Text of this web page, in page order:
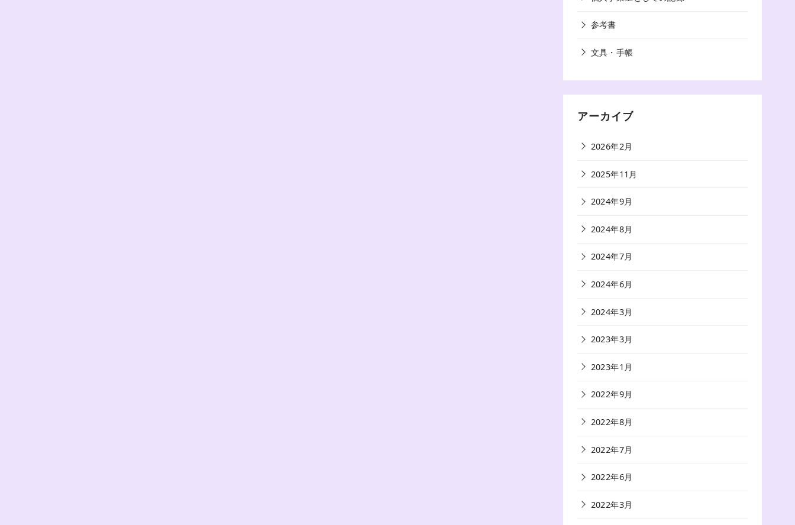
参考書
文具・手帳
アーカイブ
2026年2月
2025年11月
2024年9月
2024年8月
2024年7月
2024年6月
2024年3月
2023年3月
2023年1月
2022年9月
2022年8月
2022年7月
2022年6月
2022年3月